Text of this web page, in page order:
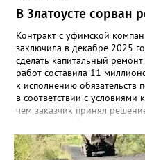
В Златоусте сорван
Контракт с уфимской
заключила в декабре 2025
сделать капитальный
работ составила 11
к исполнению обязательств
в соответствии с условиями
чем заказчик принял
Челябинском УФАС.
решение включить ООО